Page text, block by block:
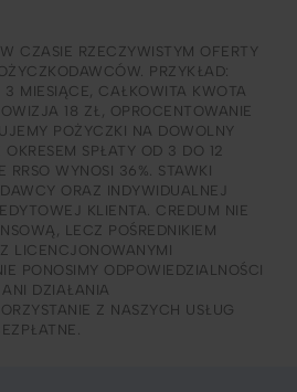
CZASIE RZECZYWISTYM OFERTY
PRZYKŁAD:
MIESIĄCE, CAŁKOWITA KWOTA
18 ZŁ, OPROCENTOWANIE
POŻYCZKI NA DOWOLNY
SPŁATY OD 3 DO 12
RRSO WYNOSI 36%. STAWKI
ORAZ INDYWIDUALNEJ
KLIENTA. CREDUM NIE
LECZ POŚREDNIKIEM
LICENCJONOWANYMI
PONOSIMY ODPOWIEDZIALNOŚCI
DZIAŁANIA
Z NASZYCH USŁUG